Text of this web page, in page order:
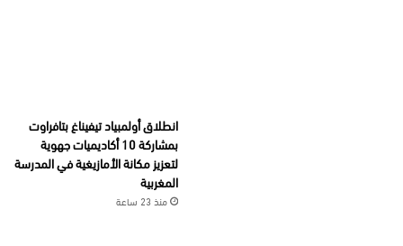
انطلاق أولمبياد تيفيناغ بتافراوت
بمشاركة 10 أكاديميات جهوية
لتعزيز مكانة الأمازيغية في المدرسة
المغربية
منذ 23 ساعة